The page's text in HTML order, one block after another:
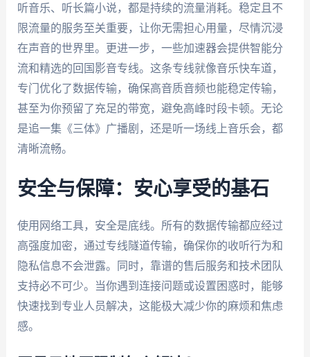
听音乐、听长篇小说，都是持续的流量消耗。稳定且不
限流量的服务至关重要，让你无需担心用量，尽情沉浸
在声音的世界里。更进一步，一些加速器会提供智能分
流和精选的回国影音专线。这条专线就像音乐快车道，
专门优化了数据传输，确保高音质音频也能稳定传输，
甚至为你预留了充足的带宽，避免高峰时段卡顿。无论
是追一集《三体》广播剧，还是听一场线上音乐会，都
清晰流畅。
安全与保障：安心享受的基石
使用网络工具，安全是底线。所有的数据传输都应经过
高强度加密，通过专线隧道传输，确保你的收听行为和
隐私信息不会泄露。同时，靠谱的售后服务和技术团队
支持必不可少。当你遇到连接问题或设置困惑时，能够
快速找到专业人员解决，这能极大减少你的麻烦和焦虑
感。